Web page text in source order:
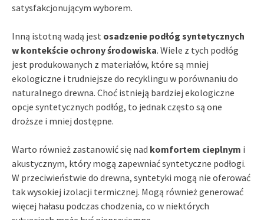
satysfakcjonującym wyborem.
Inną istotną wadą jest osadzenie podłóg syntetycznych
w kontekście ochrony środowiska. Wiele z tych podłóg
jest produkowanych z materiałów, które są mniej
ekologiczne i trudniejsze do recyklingu w porównaniu do
naturalnego drewna. Choć istnieją bardziej ekologiczne
opcje syntetycznych podłóg, to jednak często są one
droższe i mniej dostępne.
Warto również zastanowić się nad komfortem cieplnym i
akustycznym, który mogą zapewniać syntetyczne podłogi.
W przeciwieństwie do drewna, syntetyki mogą nie oferować
tak wysokiej izolacji termicznej. Mogą również generować
więcej hałasu podczas chodzenia, co w niektórych